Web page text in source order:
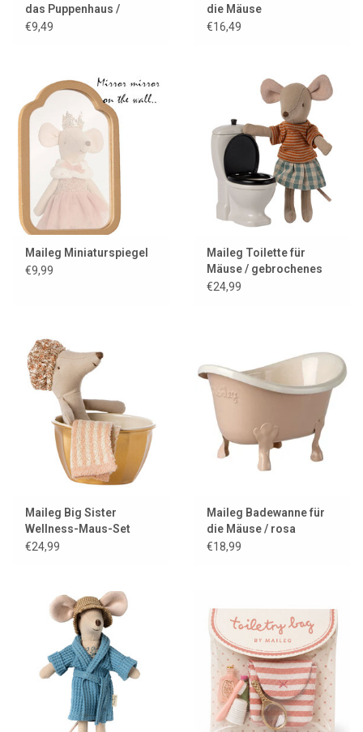
das Puppenhaus /
Mäusehaus
€9,49
die Mäuse
€16,49
Maileg Miniaturspiegel
€9,99
Maileg Toilette für
Mäuse / gebrochenes
Weiß
€24,99
Maileg Big Sister
Wellness-Maus-Set
€24,99
Maileg Badewanne für
die Mäuse / rosa
€18,99